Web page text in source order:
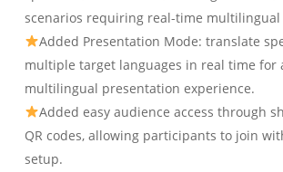
scenarios requiring real-time
Added Presentation Mode: translate
multiple target languages in real time for
multilingual presentation experience.
Added easy audience access through
QR codes, allowing participants to join
setup.